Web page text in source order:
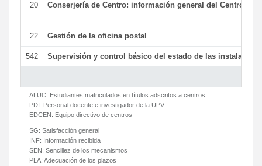
20 Conserjería de Centro: información general del Centro y
22 Gestión de la oficina postal
542 Supervisión y control básico del estado de las
ALUC: Estudiantes matriculados en títulos adscritos a centros
PDI: Personal docente e investigador de la UPV
EDCEN: Equipo directivo de centros
SG: Satisfacción general
INF: Información recibida
SEN: Sencillez de los mecanismos
PLA: Adecuación de los plazos